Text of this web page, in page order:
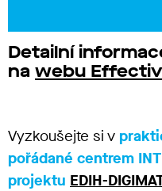
Detailní
na webu
Vyzkoušejte si v
pořádané centrem
projektu EDIH-